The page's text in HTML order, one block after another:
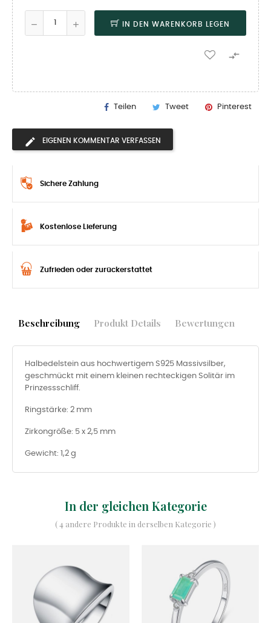
IN DEN WARENKORB LEGEN

Teilen Tweet Pinterest
EIGENEN KOMMENTAR VERFASSEN
Sichere Zahlung
Kostenlose Lieferung
Zufrieden oder zurückerstattet
Beschreibung Produkt Details Bewertungen
Halbedelstein aus hochwertigem S925 Massivsilber,
geschmückt mit einem kleinen rechteckigen Solitär im
Prinzessschliff.
Ringstärke: 2 mm
Zirkongröße: 5 x 2,5 mm
Gewicht: 1,2 g
In der gleichen Kategorie
( 4 andere Produkte in derselben Kategorie )